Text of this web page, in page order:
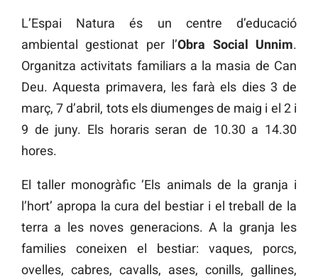
L’Espai Natura és un centre d’educació
ambiental gestionat per l’Obra Social Unnim.
Organitza activitats familiars a la masia de Can
Deu. Aquesta primavera, les farà els dies 3 de
març, 7 d’abril, tots els diumenges de maig i el 2 i
9 de juny. Els horaris seran de 10.30 a 14.30
hores.
El taller monogràfic ‘Els animals de la granja i
l’hort’ apropa la cura del bestiar i el treball de la
terra a les noves generacions. A la granja les
families coneixen el bestiar: vaques, porcs,
ovelles, cabres, cavalls, ases, conills, gallines,